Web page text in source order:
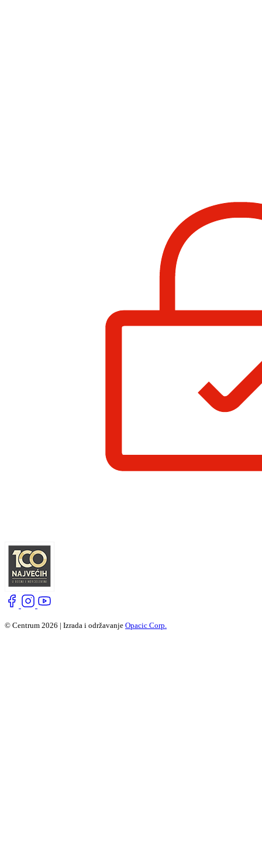
© Centrum 2026 | Izrada i održavanje Opacic Corp.